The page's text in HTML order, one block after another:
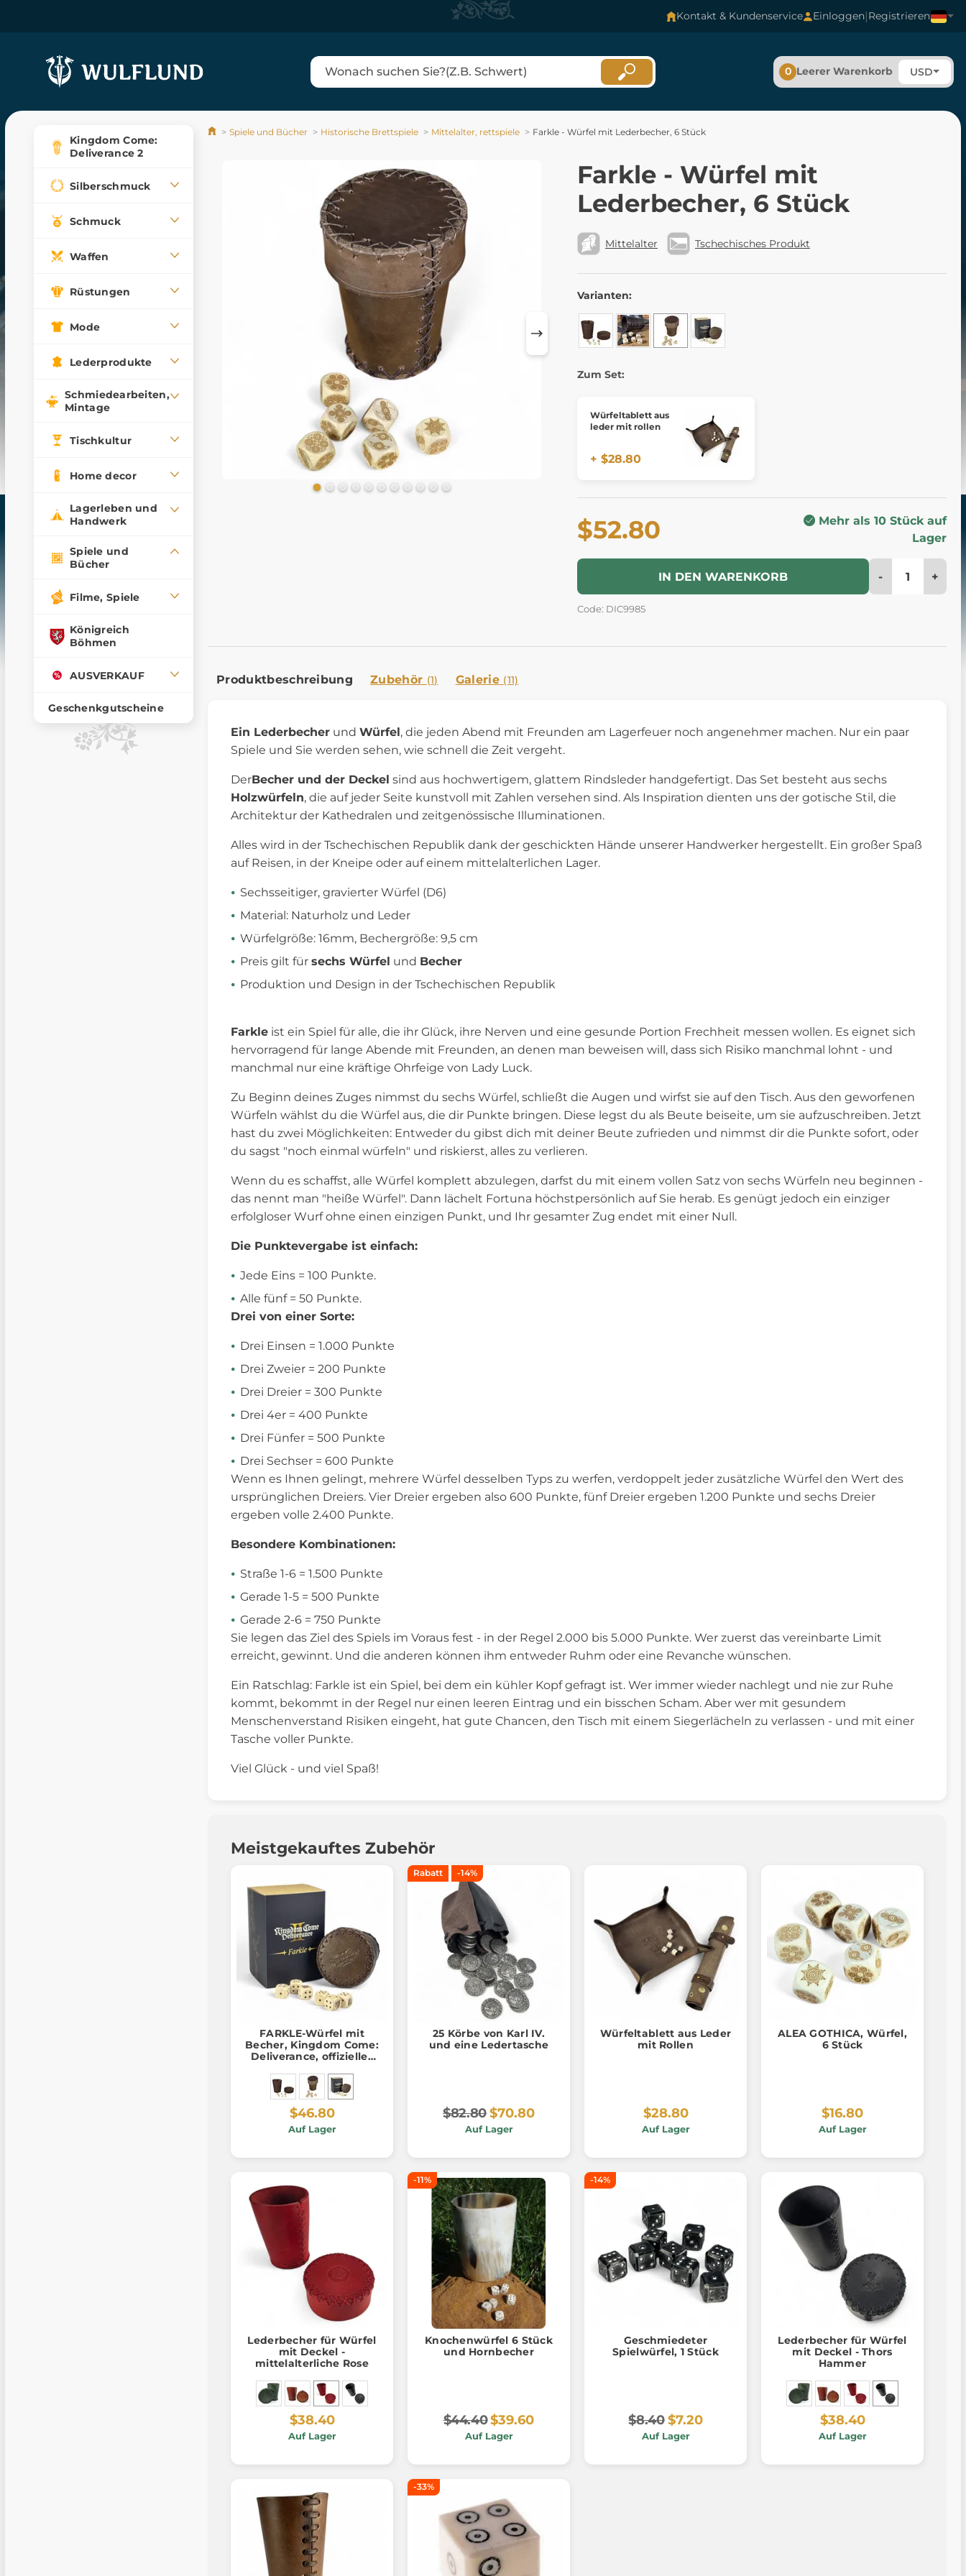
Kontakt & Kundenservice Einloggen|Registrieren
0 Leerer Warenkorb USD
Kingdom Come:
Deliverance 2
Silberschmuck
Schmuck
Waffen
Rüstungen
Mode
Lederprodukte
Schmiedearbeiten,
Mintage
Tischkultur
Home decor
Lagerleben und
Handwerk
Spiele und
Bücher
Filme, Spiele
Königreich
Böhmen
AUSVERKAUF
Geschenkgutscheine
Spiele und Bücher Historische Brettspiele Mittelalter, rettspiele Farkle - Würfel mit Lederbecher, 6 Stück
Farkle - Würfel mit
Lederbecher, 6 Stück
Mittelalter Tschechisches Produkt
Varianten:
Zum Set:
Würfeltablett aus
leder mit rollen
+ $28.80
$52.80
Mehr als 10 Stück auf
Lager
IN DEN WARENKORB - +
Code: DIC9985
Produktbeschreibung Zubehör (1) Galerie (11)
Ein Lederbecher und Würfel, die jeden Abend mit Freunden am Lagerfeuer noch angenehmer machen. Nur ein paar
Spiele und Sie werden sehen, wie schnell die Zeit vergeht.
DerBecher und der Deckel sind aus hochwertigem, glattem Rindsleder handgefertigt. Das Set besteht aus sechs
Holzwürfeln, die auf jeder Seite kunstvoll mit Zahlen versehen sind. Als Inspiration dienten uns der gotische Stil, die
Architektur der Kathedralen und zeitgenössische Illuminationen.
Alles wird in der Tschechischen Republik dank der geschickten Hände unserer Handwerker hergestellt. Ein großer Spaß
auf Reisen, in der Kneipe oder auf einem mittelalterlichen Lager.
Sechsseitiger, gravierter Würfel (D6)
Material: Naturholz und Leder
Würfelgröße: 16mm, Bechergröße: 9,5 cm
Preis gilt für sechs Würfel und Becher
Produktion und Design in der Tschechischen Republik
Farkle ist ein Spiel für alle, die ihr Glück, ihre Nerven und eine gesunde Portion Frechheit messen wollen. Es eignet sich
hervorragend für lange Abende mit Freunden, an denen man beweisen will, dass sich Risiko manchmal lohnt - und
manchmal nur eine kräftige Ohrfeige von Lady Luck.
Zu Beginn deines Zuges nimmst du sechs Würfel, schließt die Augen und wirfst sie auf den Tisch. Aus den geworfenen
Würfeln wählst du die Würfel aus, die dir Punkte bringen. Diese legst du als Beute beiseite, um sie aufzuschreiben. Jetzt
hast du zwei Möglichkeiten: Entweder du gibst dich mit deiner Beute zufrieden und nimmst dir die Punkte sofort, oder
du sagst "noch einmal würfeln" und riskierst, alles zu verlieren.
Wenn du es schaffst, alle Würfel komplett abzulegen, darfst du mit einem vollen Satz von sechs Würfeln neu beginnen -
das nennt man "heiße Würfel". Dann lächelt Fortuna höchstpersönlich auf Sie herab. Es genügt jedoch ein einziger
erfolgloser Wurf ohne einen einzigen Punkt, und Ihr gesamter Zug endet mit einer Null.
Die Punktevergabe ist einfach:
Jede Eins = 100 Punkte.
Alle fünf = 50 Punkte.
Drei von einer Sorte:
Drei Einsen = 1.000 Punkte
Drei Zweier = 200 Punkte
Drei Dreier = 300 Punkte
Drei 4er = 400 Punkte
Drei Fünfer = 500 Punkte
Drei Sechser = 600 Punkte
Wenn es Ihnen gelingt, mehrere Würfel desselben Typs zu werfen, verdoppelt jeder zusätzliche Würfel den Wert des
ursprünglichen Dreiers. Vier Dreier ergeben also 600 Punkte, fünf Dreier ergeben 1.200 Punkte und sechs Dreier
ergeben volle 2.400 Punkte.
Besondere Kombinationen:
Straße 1-6 = 1.500 Punkte
Gerade 1-5 = 500 Punkte
Gerade 2-6 = 750 Punkte
Sie legen das Ziel des Spiels im Voraus fest - in der Regel 2.000 bis 5.000 Punkte. Wer zuerst das vereinbarte Limit
erreicht, gewinnt. Und die anderen können ihm entweder Ruhm oder eine Revanche wünschen.
Ein Ratschlag: Farkle ist ein Spiel, bei dem ein kühler Kopf gefragt ist. Wer immer wieder nachlegt und nie zur Ruhe
kommt, bekommt in der Regel nur einen leeren Eintrag und ein bisschen Scham. Aber wer mit gesundem
Menschenverstand Risiken eingeht, hat gute Chancen, den Tisch mit einem Siegerlächeln zu verlassen - und mit einer
Tasche voller Punkte.
Viel Glück - und viel Spaß!
Meistgekauftes Zubehör
FARKLE-Würfel mit
Becher, Kingdom Come:
Deliverance, offizielles
$46.80
Auf Lager
Rabatt -14%
25 Körbe von Karl IV.
und eine Ledertasche
$82.80$70.80
Auf Lager
Würfeltablett aus Leder
mit Rollen
$28.80
Auf Lager
ALEA GOTHICA, Würfel,
6 Stück
$16.80
Auf Lager
Lederbecher für Würfel
mit Deckel -
mittelalterliche Rose
$38.40
Auf Lager
-11%
Knochenwürfel 6 Stück
und Hornbecher
$44.40$39.60
Auf Lager
-14%
Geschmiedeter
Spielwürfel, 1 Stück
$8.40 $7.20
Auf Lager
Lederbecher für Würfel
mit Deckel - Thors
Hammer
$38.40
Auf Lager
-33%